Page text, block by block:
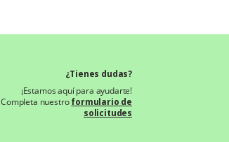
¿Tienes dudas?
¡Estamos aquí para ayudarte!
Completa nuestroformulario de
solicitudes